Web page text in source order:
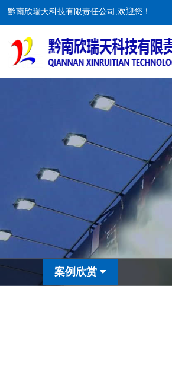
黔南欣瑞天科技有限责任公司,欢迎您！
案例欣赏